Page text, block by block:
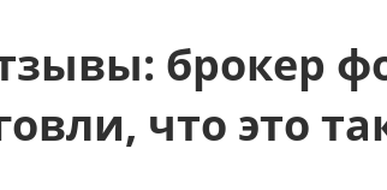
брокер
что это